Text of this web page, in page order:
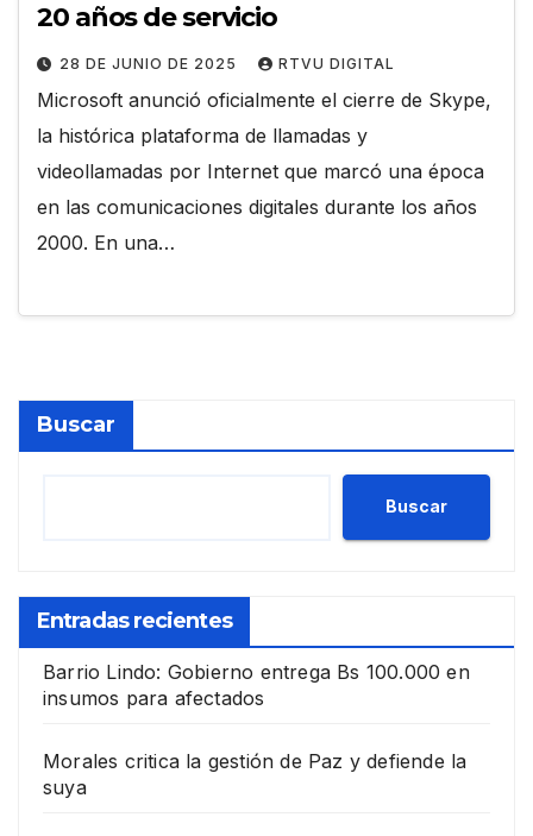
20 años de servicio
28 DE JUNIO DE 2025 RTVU DIGITAL
Microsoft anunció oficialmente el cierre de Skype,
la histórica plataforma de llamadas y
videollamadas por Internet que marcó una época
en las comunicaciones digitales durante los años
2000. En una…
Buscar
Buscar
Entradas recientes
Barrio Lindo: Gobierno entrega Bs 100.000 en
insumos para afectados
Morales critica la gestión de Paz y defiende la
suya